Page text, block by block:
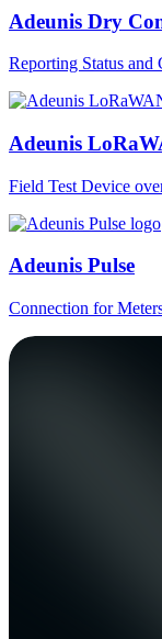
Adeunis Dry
Reporting Status
Adeunis
Field Test Device
Adeunis Pulse
Connection for